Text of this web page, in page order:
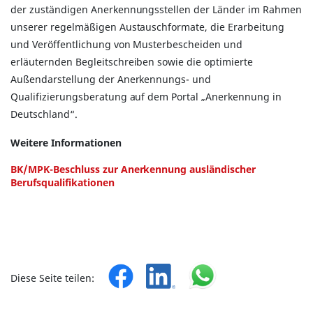
der zuständigen Anerkennungsstellen der Länder im Rahmen
unserer regelmäßigen Austauschformate, die Erarbeitung
und Veröffentlichung von Musterbescheiden und
erläuternden Begleitschreiben sowie die optimierte
Außendarstellung der Anerkennungs- und
Qualifizierungsberatung auf dem Portal „Anerkennung in
Deutschland“.
Weitere Informationen
BK/MPK-Beschluss zur Anerkennung ausländischer
Berufsqualifikationen
Diese Seite teilen: